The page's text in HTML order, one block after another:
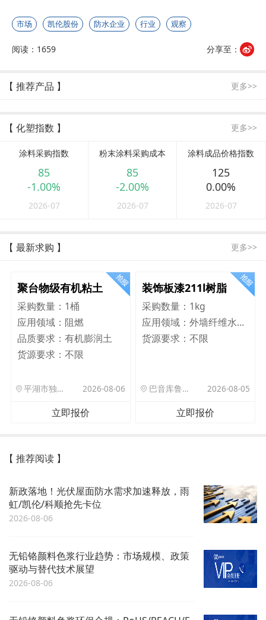
市场 凯伦股份 防水企业 行业 观察
阅读：1659 分享至：
【 推荐产品 】 更多>>
【 化塑指数 】 更多>>
涂料采购指数
85
-1.00%
2026-07
粉末涂料采购成本
85
-2.00%
2026-07
涂料成品价格指数
125
0.00%
2026-07
【 最新求购 】 更多>>
聚台物级有机粘土
采购数量： 1桶
应用领域： 阻燃
品质要求： 有机膨润土
货源要求： 不限
平湖市独山港镇集港路 589 号 2026-08-06
立即报价
装饰板漆211l树脂
采购数量： 1kg
应用领域：
外墙纤维水泥板
货源要求：不限
巴音库鲁提镇,托帕口岸六号库房 2026-08-05
立即报价
【 推荐阅读 】
新政落地！光伏屋面防水需求加速释放，雨
虹/凯伦/科顺抢先卡位
2026-08-06
无铅铬颜料色浆行业趋势：市场规模、政策
驱动与替代技术展望
2026-08-06